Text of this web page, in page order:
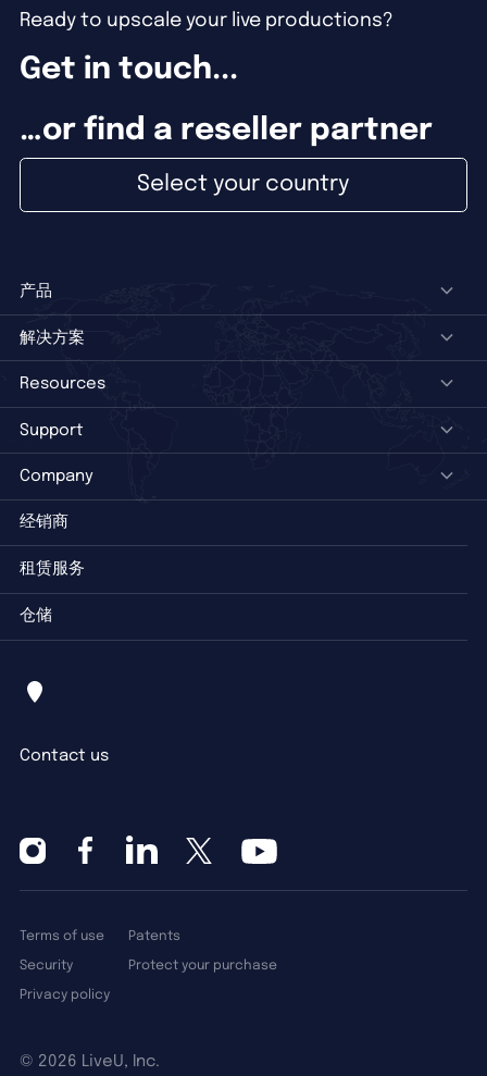
Ready to upscale your live productions?
Get in touch...
…or find a reseller partner
Select your country
产品
解决方案
Resources
Support
Company
经销商
租赁服务
仓储
Contact us
© 2026 LiveU, Inc.
Terms of use
Security
Privacy policy
Patents
Protect your purchase